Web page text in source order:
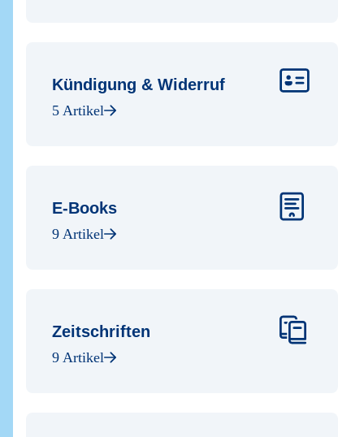
Kündigung & Widerruf
5 Artikel
E-Books
9 Artikel
Zeitschriften
9 Artikel